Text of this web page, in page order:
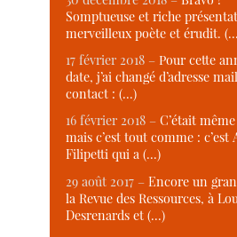
Somptueuse et riche
merveilleux poète et érudit.
17 février 2018 –Pour cette
date, j’ai changé d’adresse
contact : (…)
16 février 2018 –C’était
mais c’est tout comme : c’est
Filipetti qui a (…)
29 août 2017 –Encore un
la Revue des Ressources, à
Desrenards et (…)